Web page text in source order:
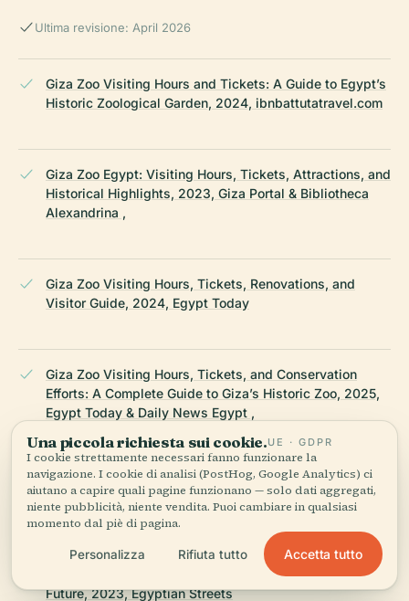
Ultima revisione: April 2026
Giza Zoo Visiting Hours and Tickets: A Guide to Egypt’s
Historic Zoological Garden, 2024, ibnbattutatravel.com
Giza Zoo Egypt: Visiting Hours, Tickets, Attractions, and
Historical Highlights, 2023, Giza Portal & Bibliotheca
Alexandrina ,
Giza Zoo Visiting Hours, Tickets, Renovations, and
Visitor Guide, 2024, Egypt Today
Giza Zoo Visiting Hours, Tickets, and Conservation
Efforts: A Complete Guide to Giza’s Historic Zoo, 2025,
Egypt Today & Daily News Egypt ,
Giza Zoo Shuts Down for 18 Months; Ticket Prices to
Skyrocket After Development, 2023, Egypt Independent
Egypt’s Giza Zoo: A Chequered History and Promising
Future, 2023, Egyptian Streets
Una piccola richiesta sui cookie.UE · GDPR
I cookie strettamente necessari fanno funzionare la
navigazione. I cookie di analisi (PostHog, Google Analytics) ci
aiutano a capire quali pagine funzionano — solo dati aggregati,
niente pubblicità, niente vendita. Puoi cambiare in qualsiasi
momento dal piè di pagina.
Personalizza Rifiuta tutto Accetta tutto